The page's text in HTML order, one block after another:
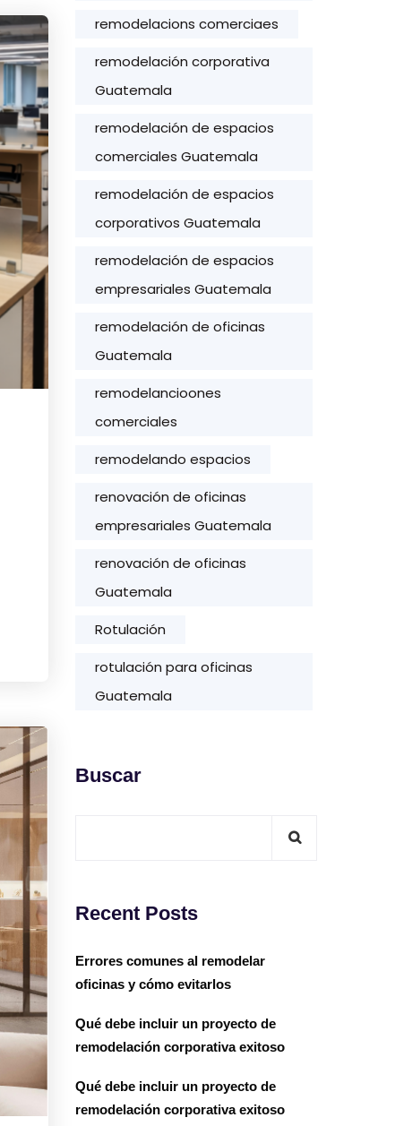
remodelacions comerciaes
remodelación corporativa
Guatemala
remodelación de espacios
comerciales Guatemala
remodelación de espacios
corporativos Guatemala
remodelación de espacios
empresariales Guatemala
remodelación de oficinas
Guatemala
remodelancioones
comerciales
remodelando espacios
renovación de oficinas
empresariales Guatemala
renovación de oficinas
Guatemala
Rotulación
rotulación para oficinas
Guatemala
Buscar
Recent Posts
Errores comunes al remodelar
oficinas y cómo evitarlos
Qué debe incluir un proyecto de
remodelación corporativa exitoso
Qué debe incluir un proyecto de
remodelación corporativa exitoso